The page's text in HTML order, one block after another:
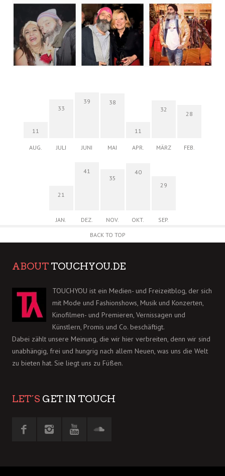
11
AUG.
33
JULI
39
JUNI
38
MAI
11
APR.
32
MÄRZ
28
FEB.
21
JAN.
41
DEZ.
35
NOV.
40
OKT.
29
SEP.
BACK TO TOP
ABOUT TOUCHYOU.DE
TOUCHYOU ist ein Medien- und Freizeitblog, der sich
mit Mode und Fashionshows, Musik und Konzerten,
Kinofilmen- und Premieren, Vernissagen und
Künstlern, Promis und Co. beschäftigt.
Dabei zählt unsere Meinung, die wir hier verbreiten, denn wir sind
unabhängig, frei und hungrig nach allem Neuen, was uns die Welt
zu bieten hat. Sie liegt uns zu Füßen.
LET´S GET IN TOUCH